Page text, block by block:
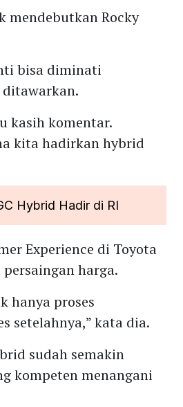
mendebutkan Rocky
bisa diminati
kasih komentar.
kita hadirkan hybrid
Hybrid Hadir di RI
Experience di Toyota
harga.
hanya proses
setelahnya,” kata dia.
sudah semakin
kompeten menangani